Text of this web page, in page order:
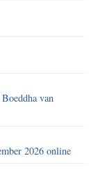
van
2026 online